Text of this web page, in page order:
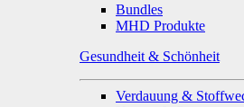
Bundles
MHD Produkte
Gesundheit & Schönheit
Verdauung &